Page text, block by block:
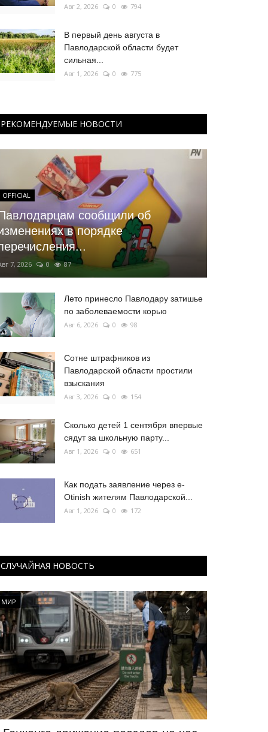
Авг 2, 2026 0 794
В первый день августа в
Павлодарской области будет
сильная...
Авг 1, 2026 0 775
РЕКОМЕНДУЕМЫЕ НОВОСТИ
OFFICIAL
сообщили об
в порядке
7, 2026 0 87
Лето принесло Павлодару затишье
по заболеваемости корью
Авг 6, 2026 0 98
Сотне штрафников из
Павлодарской области простили
взыскания
Авг 3, 2026 0 154
Сколько детей 1 сентября впервые
сядут за школьную парту...
Авг 1, 2026 0 651
Как подать заявление через e-
Otinish жителям Павлодарской...
Авг 1, 2026 0 172
СЛУЧАЙНАЯ НОВОСТЬ
МИР